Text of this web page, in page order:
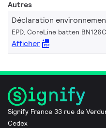
Autres
Déclaration
EPD, CoreLine batten BN126C
Afficher
Signify France 33 rue de
Cedex